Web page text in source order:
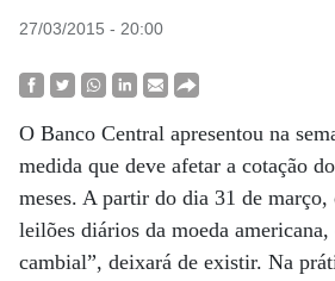
27/03/2015 - 20:00
O Banco Central apresentou na
medida que deve afetar a cotação
meses. A partir do dia 31 de março,
leilões diários da moeda americana,
cambial”, deixará de existir. Na